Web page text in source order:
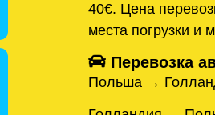
40€. Цена
места погрузки и
Перевозка
Польша →